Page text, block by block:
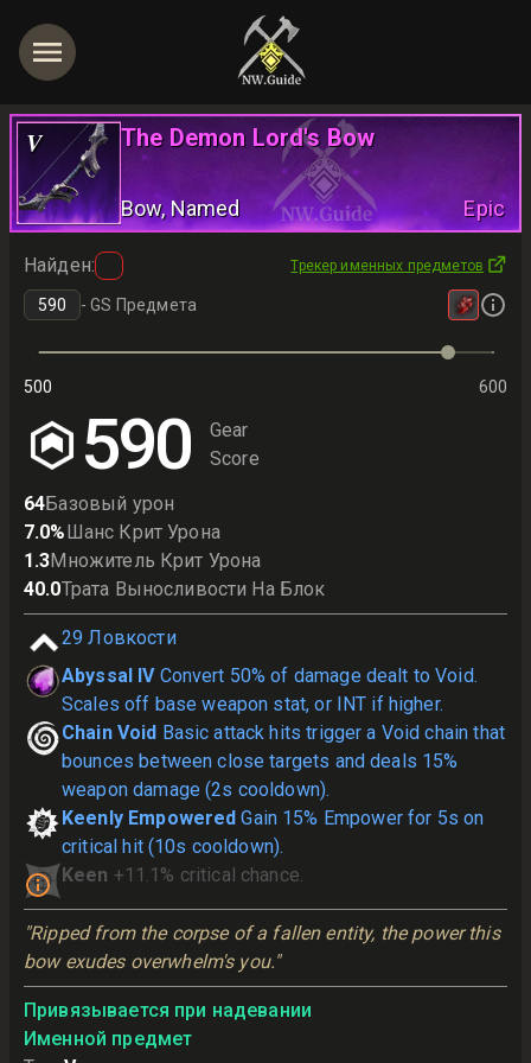
V The Demon Lord's Bow
Bow, Named Epic
Найден: Трекер именных предметов
-GS Предмета
500 600
590
Gear
Score
64Базовый урон
7.0%Шанс Крит Урона
1.3Множитель Крит Урона
40.0Трата Выносливости На Блок
29 Ловкости
Abyssal IV Convert 50% of damage dealt to Void.
Scales off base weapon stat, or INT if higher.
Chain Void Basic attack hits trigger a Void chain that
bounces between close targets and deals 15%
weapon damage (2s cooldown).
Keenly Empowered Gain 15% Empower for 5s on
critical hit (10s cooldown).
Keen +11.1% critical chance.
"Ripped from the corpse of a fallen entity, the power this
bow exudes overwhelm's you."
Привязывается при надевании
Именной предмет